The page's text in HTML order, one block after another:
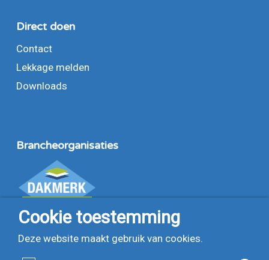
Direct doen
Contact
Lekkage melden
Downloads
Branche­organisaties
Cookie toestemming
Deze website maakt gebruik van cookies.